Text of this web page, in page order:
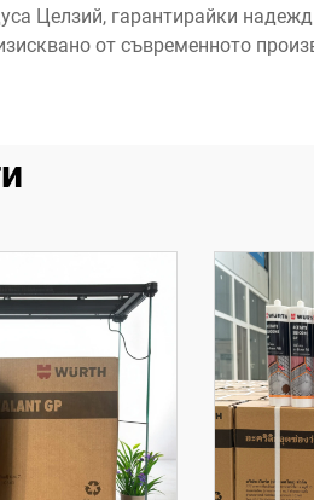
Целзий, гарантирайки
от съвременното